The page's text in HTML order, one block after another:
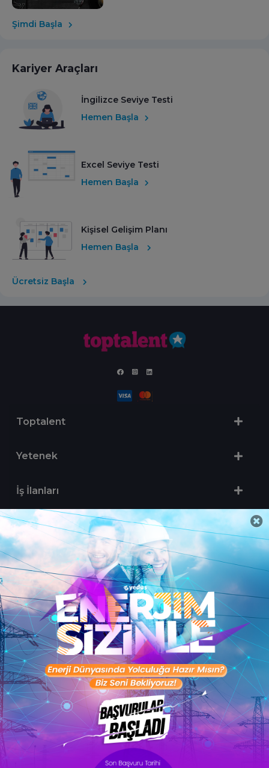
Şimdi Başla
Kariyer Araçları
İngilizce Seviye Testi
Hemen Başla
Excel Seviye Testi
Hemen Başla
Kişisel Gelişim Planı
Hemen Başla
Ücretsiz Başla
Toptalent
Yetenek
İş İlanları
Sertifika Programları
Yetenek Testleri
İşveren
Toptalent Marka ve İnsan Kaynakları Danışmanlığı Limited Şirketi Özel İstihdam Bürosu
Olarak 11 / 11 / 2024 - 10 / 11 / 2027 tarihleri arasında faaliyette bulunmak üzere, Türkiye İş
Kurumu tarafından 05.11.2024 tarih ve 16998526 sayılı karar uyarınca 1251 nolu belge ile faaliyet
göstermektedir.Toptalent İş İlanları için tıklayın. 4904 sayılı kanun uyarınca iş arayanlardan
ücret alınmayacak ve menfaat temin edilmeyecektir.
Türkiye İş Kurumu İstanbul İl Müdürlüğü: 0 212 249 29 87 | Türkiye iş Kurumu İstanbul Çalışma
ve İş Kurumu Bahçelievler Hizmet Merkezi
Toptalent 2026 © Tüm Hakları Saklıdır.